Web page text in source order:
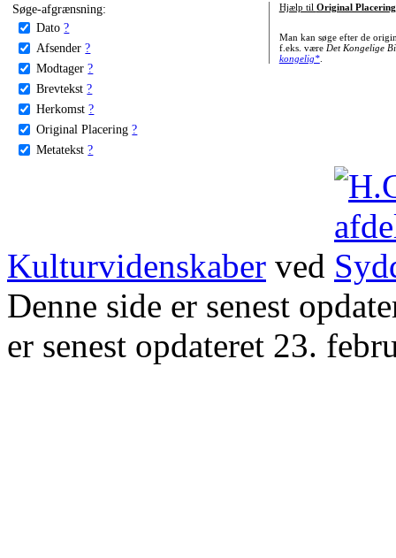
Søge-afgrænsning:
Dato ?
Afsender ?
Modtager ?
Brevtekst ?
Herkomst ?
Original Placering ?
Metatekst ?
Hjælp til Original Placering
Man kan søge efter de
f.eks. være Det Kongelige
kongelig*.
Kulturvidenskaber ved
Denne side er senest
er senest opdateret 23.